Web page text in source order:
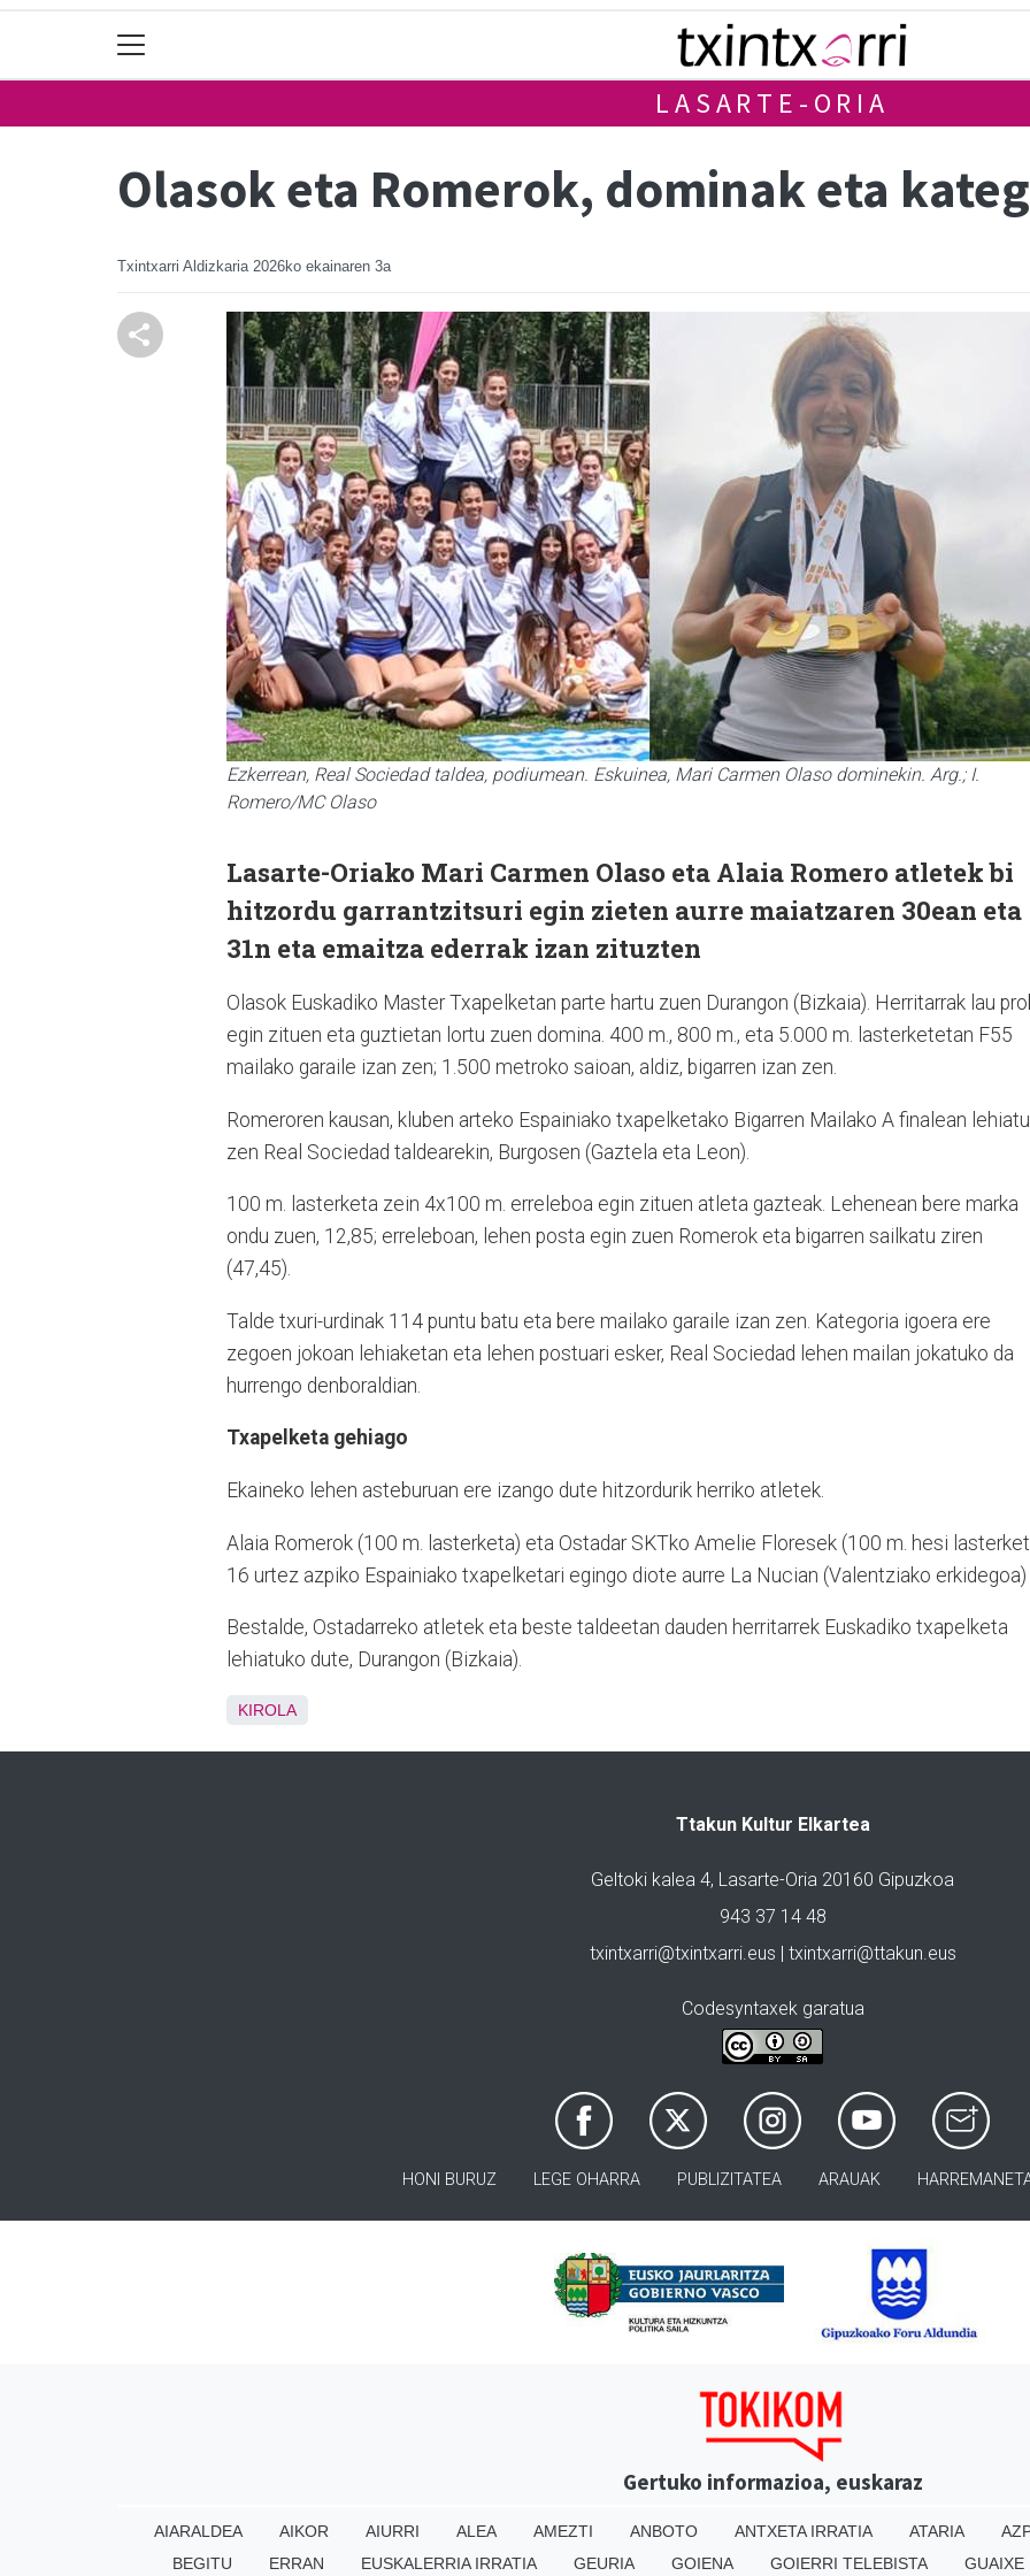
LASARTE-ORIA
Olasok eta Romerok, dominak eta
Txintxarri Aldizkaria 2026ko ekainaren 3a
Ezkerrean, Real Sociedad taldea, podiumean. Eskuinea, Mari Carmen Olaso dominekin. Arg.; I.
Romero/MC Olaso
Lasarte-Oriako Mari Carmen Olaso eta Alaia Romero atletek bi
hitzordu garrantzitsuri egin zieten aurre maiatzaren 30ean eta
31n eta emaitza ederrak izan zituzten
Olasok Euskadiko Master Txapelketan parte hartu zuen Durangon (Bizkaia). Herritarrak lau
egin zituen eta guztietan lortu zuen domina. 400 m., 800 m., eta 5.000 m. lasterketetan F55
mailako garaile izan zen; 1.500 metroko saioan, aldiz, bigarren izan zen.
Romeroren kausan, kluben arteko Espainiako txapelketako Bigarren Mailako A finalean lehiatu
zen Real Sociedad taldearekin, Burgosen (Gaztela eta Leon).
100 m. lasterketa zein 4x100 m. erreleboa egin zituen atleta gazteak. Lehenean bere marka
ondu zuen, 12,85; erreleboan, lehen posta egin zuen Romerok eta bigarren sailkatu ziren
(47,45).
Talde txuri-urdinak 114 puntu batu eta bere mailako garaile izan zen. Kategoria igoera ere
zegoen jokoan lehiaketan eta lehen postuari esker, Real Sociedad lehen mailan jokatuko da
hurrengo denboraldian.
Txapelketa gehiago
Ekaineko lehen asteburuan ere izango dute hitzordurik herriko atletek.
Alaia Romerok (100 m. lasterketa) eta Ostadar SKTko Amelie Floresek (100 m. hesi
16 urtez azpiko Espainiako txapelketari egingo diote aurre La Nucian (Valentziako erkidegoa)
Bestalde, Ostadarreko atletek eta beste taldeetan dauden herritarrek Euskadiko txapelketa
lehiatuko dute, Durangon (Bizkaia).
KIROLA
Ttakun Kultur Elkartea
Geltoki kalea 4, Lasarte-Oria 20160 Gipuzkoa
943 37 14 48
txintxarri@txintxarri.eus | txintxarri@ttakun.eus
Codesyntaxek garatua
HONI BURUZ LEGE OHARRA PUBLIZITATEA ARAUAK
Gertuko informazioa, euskaraz
AIARALDEA AIKOR AIURRI ALEA AMEZTI ANBOTO ANTXETA IRRATIA ATARIA
BEGITU
ERRAN EUSKALERRIA IRRATIA GEURIA GOIENA GOIERRI TELEBISTA GUAIXE